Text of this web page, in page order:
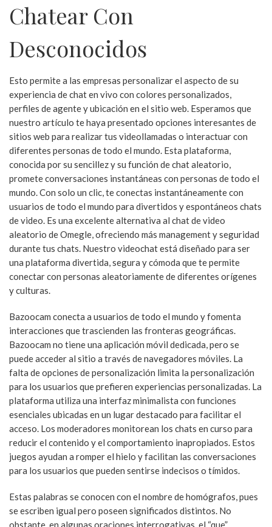
Chatear Con
Desconocidos
Esto permite a las empresas personalizar el aspecto de su
experiencia de chat en vivo con colores personalizados,
perfiles de agente y ubicación en el sitio web. Esperamos que
nuestro artículo te haya presentado opciones interesantes de
sitios web para realizar tus videollamadas o interactuar con
diferentes personas de todo el mundo. Esta plataforma,
conocida por su sencillez y su función de chat aleatorio,
promete conversaciones instantáneas con personas de todo el
mundo. Con solo un clic, te conectas instantáneamente con
usuarios de todo el mundo para divertidos y espontáneos chats
de video. Es una excelente alternativa al chat de video
aleatorio de Omegle, ofreciendo más management y seguridad
durante tus chats. Nuestro videochat está diseñado para ser
una plataforma divertida, segura y cómoda que te permite
conectar con personas aleatoriamente de diferentes orígenes
y culturas.
Bazoocam conecta a usuarios de todo el mundo y fomenta
interacciones que trascienden las fronteras geográficas.
Bazoocam no tiene una aplicación móvil dedicada, pero se
puede acceder al sitio a través de navegadores móviles. La
falta de opciones de personalización limita la personalización
para los usuarios que prefieren experiencias personalizadas. La
plataforma utiliza una interfaz minimalista con funciones
esenciales ubicadas en un lugar destacado para facilitar el
acceso. Los moderadores monitorean los chats en curso para
reducir el contenido y el comportamiento inapropiados. Estos
juegos ayudan a romper el hielo y facilitan las conversaciones
para los usuarios que pueden sentirse indecisos o tímidos.
Estas palabras se conocen con el nombre de homógrafos, pues
se escriben igual pero poseen significados distintos. No
obstante, en algunas oraciones interrogativas, el “que”,